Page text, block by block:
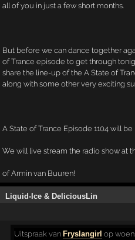
all of you in just a few short months.
But before we can dance together
of Trance episode to get through
share the line-up of the A State of
along with some other very exciting
A State of Trance Episode 1104 will be
We will live stream the radio show at
of Armin van Buuren!
Liquid-Ice & DeliciousLin
Uitspraak van Fryslangirl op